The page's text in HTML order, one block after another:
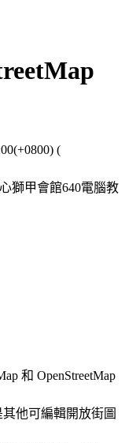
(
獅甲會館640電腦教
和 OpenStreetMap
其他可編輯開放街圖